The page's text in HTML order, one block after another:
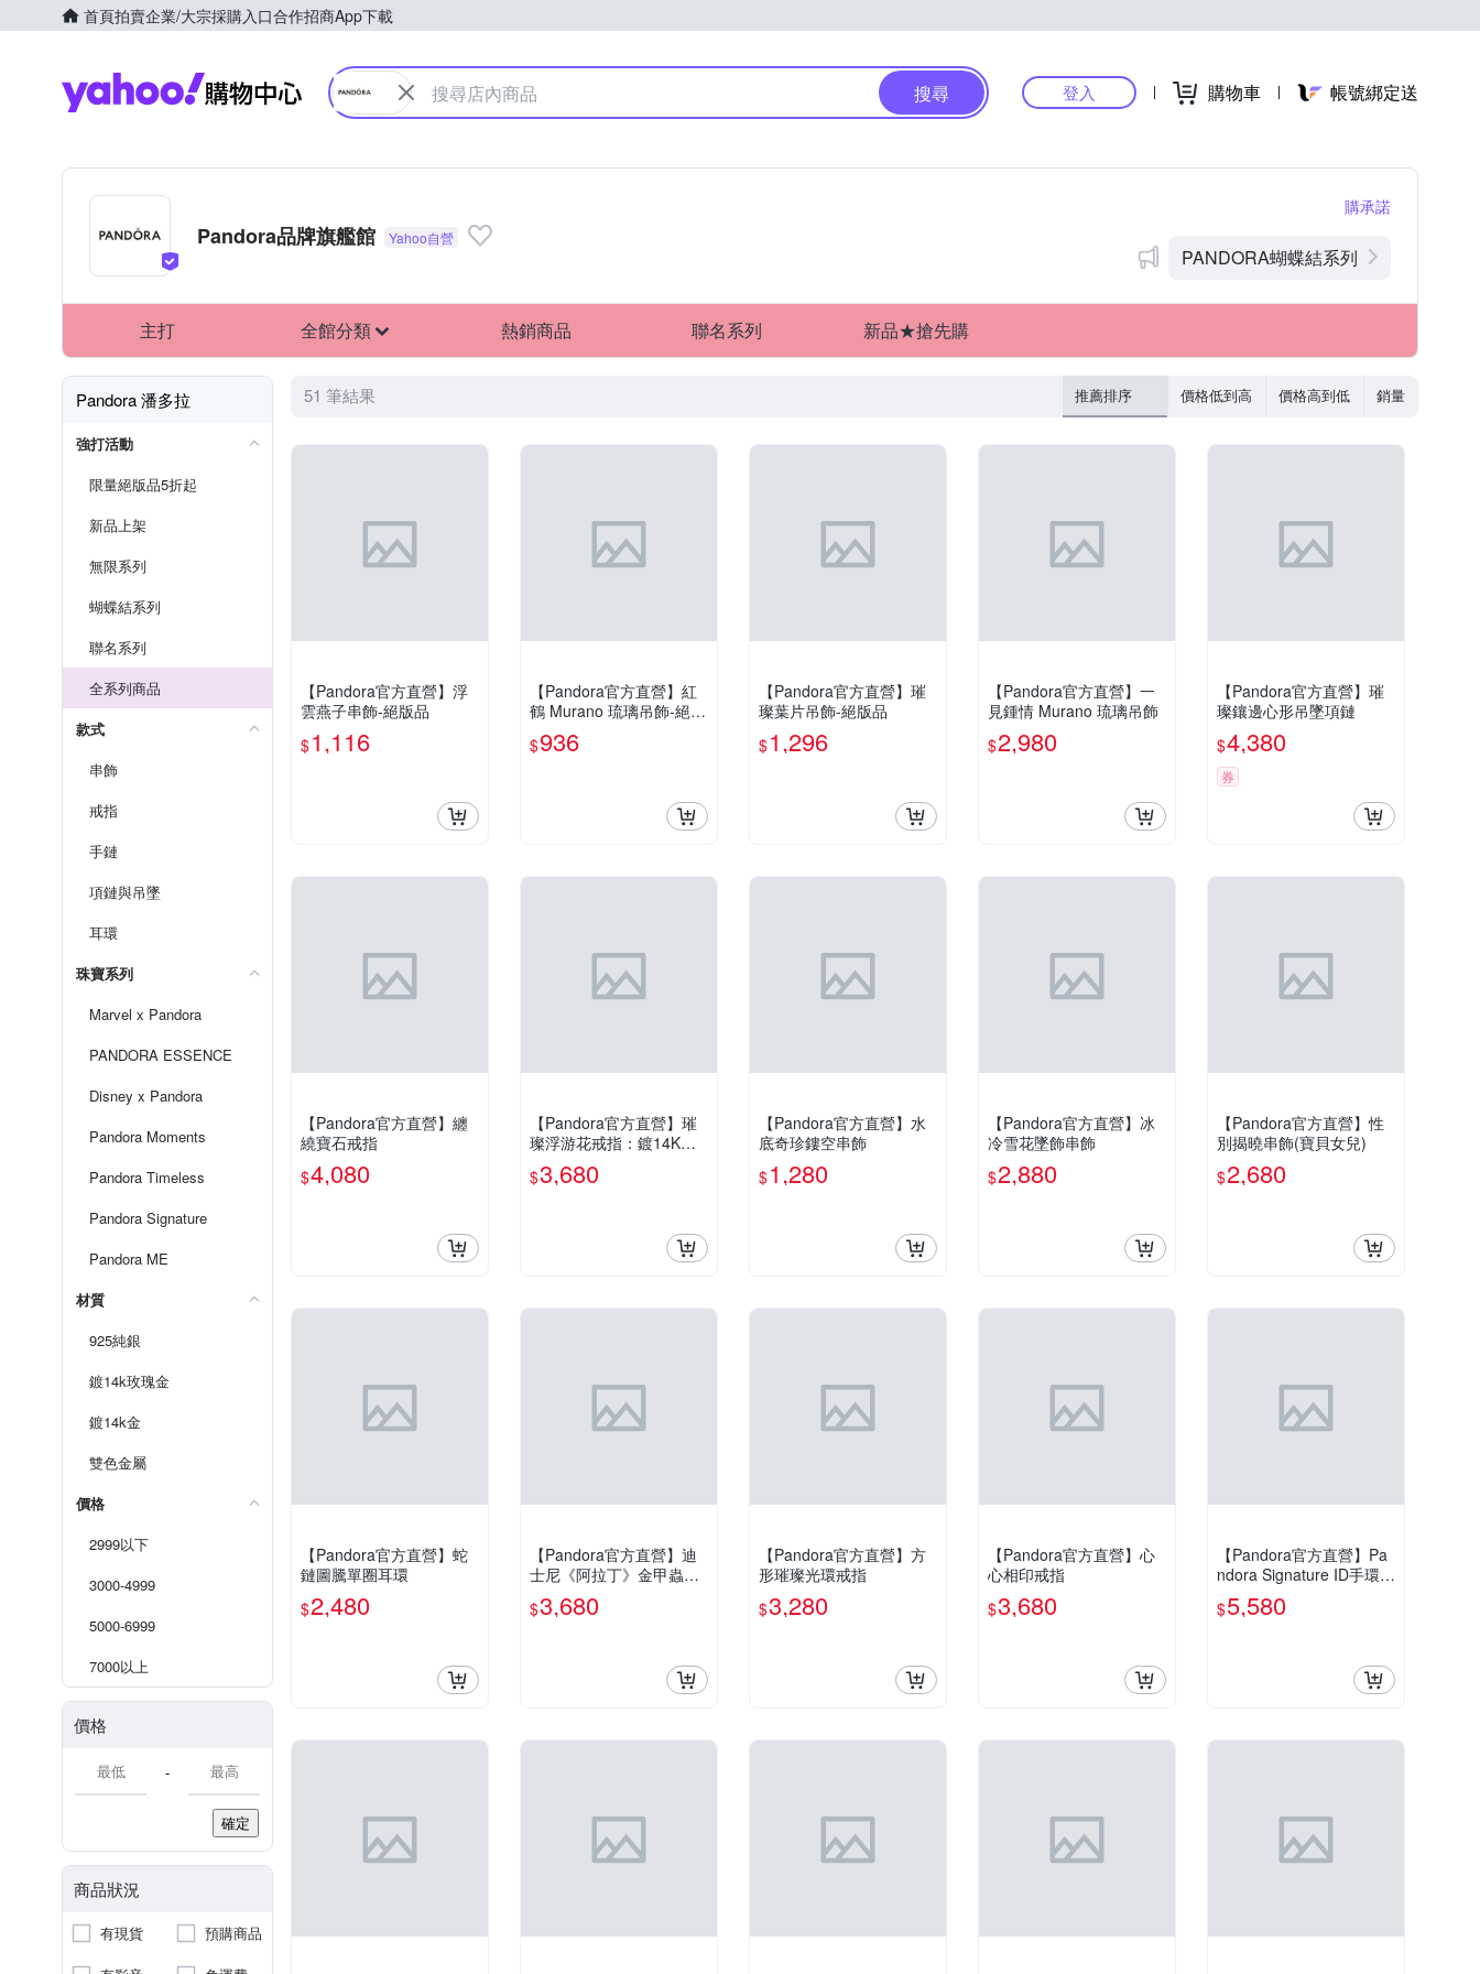
首頁拍賣企業/大宗採購入口合作招商App下載
Yahoo購物中心
搜尋 登入 購物車 帳號綁定送
Pandora品牌旗艦館
購承諾
PANDORA蝴蝶結系列
主打 全館分類 熱銷商品 聯名系列 新品★搶先購
Pandora 潘多拉
強打活動
限量絕版品5折起
新品上架
無限系列
蝴蝶結系列
聯名系列
全系列商品
款式
串飾
戒指
手鏈
項鏈與吊墜
耳環
珠寶系列
Marvel x Pandora
PANDORA ESSENCE
Disney x Pandora
Pandora Moments
Pandora Timeless
Pandora Signature
Pandora ME
材質
925純銀
鍍14k玫瑰金
鍍14k金
雙色金屬
價格
2999以下
3000-4999
5000-6999
7000以上
價格
-
確定
商品狀況
有現貨
預購商品
51 筆結果 推薦排序 價格低到高 價格高到低 銷量
【Pandora官方直營】浮
雲燕子串飾-絕版品
$1,116
【Pandora官方直營】紅
鶴 Murano 琉璃吊飾-絕版
品
$936
【Pandora官方直營】璀
璨葉片吊飾-絕版品
$1,296
【Pandora官方直營】一
見鍾情 Murano 琉璃吊飾
$2,980
【Pandora官方直營】璀
璨鑲邊心形吊墜項鏈
$4,380
券
【Pandora官方直營】纏
繞寶石戒指
$4,080
【Pandora官方直營】璀
璨浮游花戒指：鍍14K玫
瑰金
$3,680
【Pandora官方直營】水
底奇珍鏤空串飾
$1,280
【Pandora官方直營】冰
冷雪花墜飾串飾
$2,880
【Pandora官方直營】性
別揭曉串飾(寶貝女兒)
$2,680
【Pandora官方直營】蛇
鏈圖騰單圈耳環
$2,480
【Pandora官方直營】迪
士尼《阿拉丁》金甲蟲造
型吊飾
$3,680
【Pandora官方直營】方
形璀璨光環戒指
$3,280
【Pandora官方直營】心
心相印戒指
$3,680
【Pandora官方直營】Pa
ndora Signature ID手環1
7.5cm
$5,580